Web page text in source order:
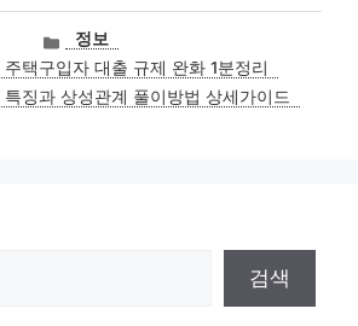
카
테
고
리
정보
택구입자 대출 규제 완화 1분정리
특징과 상성관계 풀이방법 상세가이드
검색